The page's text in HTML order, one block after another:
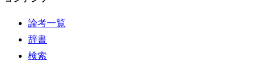
論考一覧
辞書
検索